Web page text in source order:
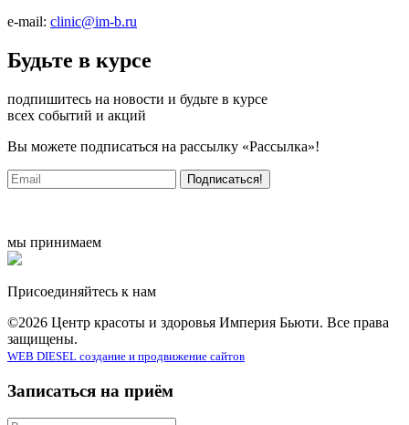
e-mail: clinic@im-b.ru
Будьте в курсе
подпишитесь на новости и будьте в курсе
всех событий и акций
Вы можете подписаться на рассылку «Рассылка»!
Подписаться!
мы принимаем
Присоединяйтесь к нам
©2026 Центр красоты и здоровья Империя Бьюти. Все права
защищены.
WEB DIESEL создание и продвижение сайтов
Записаться на приём